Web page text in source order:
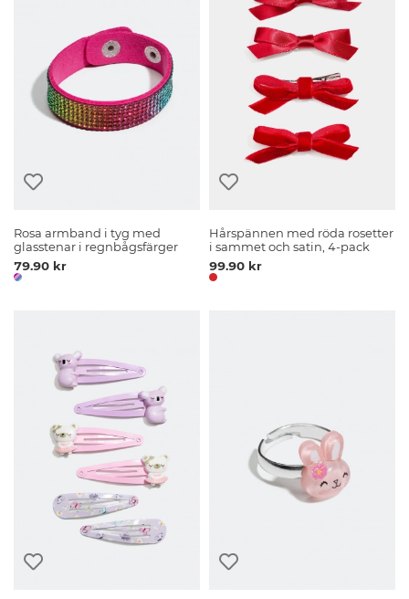
Rosa armband i tyg med
glasstenar i regnbågsfärger
79.90 kr
Hårspännen med röda rosetter
i sammet och satin, 4-pack
99.90 kr